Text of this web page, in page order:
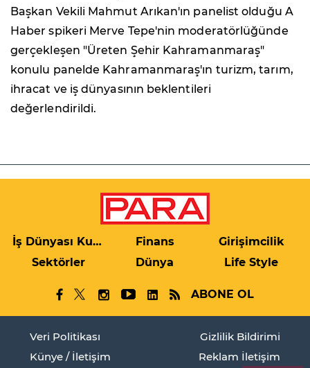
Başkan Vekili Mahmut Arıkan'ın panelist olduğu A
Haber spikeri Merve Tepe'nin moderatörlüğünde
gerçekleşen "Üreten Şehir Kahramanmaraş"
konulu panelde Kahramanmaraş'ın turizm, tarım,
ihracat ve iş dünyasının beklentileri
değerlendirildi.
İş Dünyası Kulis Finans
Girişimcilik
Sektörler
Dünya Life Style
ABONE OL
Veri Politikası
Gizlilik Bildirimi
Künye / İletişim
Reklam İletişim